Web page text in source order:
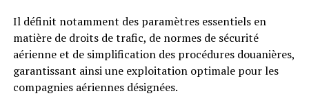
Il définit notamment des paramètres essentiels en
matière de droits de trafic, de normes de sécurité
aérienne et de simplification des procédures douanières,
garantissant ainsi une exploitation optimale pour les
compagnies aériennes désignées.